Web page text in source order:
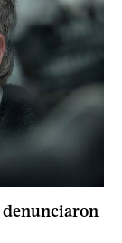
denunciaron